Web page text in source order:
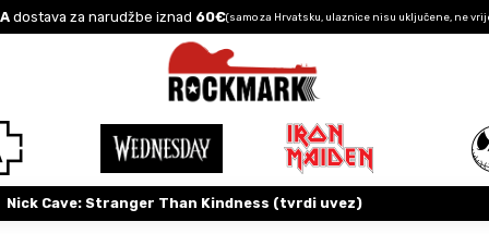
dostava za narudžbe iznad 60€(samo za Hrvatsku, ulaznice nisu uključene, ne
Nick Cave: Stranger Than Kindness (tvrdi uvez)